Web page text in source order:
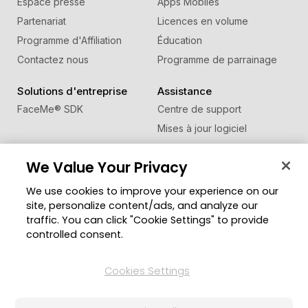
Partenariat
Programme d'Affiliation
Contactez nous
Licences en volume
Éducation
Programme de parrainage
Solutions d'entreprise
FaceMe® SDK
Assistance
Centre de support
Mises à jour logiciel
Centre d'apprentissage
Zone des Membres
Blog
Changer de région
We Value Your Privacy
We use cookies to improve your experience on our
site, personalize content/ads, and analyze our
traffic. You can click "Cookie Settings" to provide
controlled consent.
Cookies Settings